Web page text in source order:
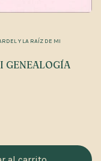
Y LA RAÍZ DE MI
GENEALOGÍA